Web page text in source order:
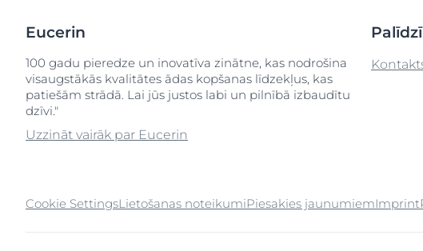
Eucerin
100 gadu pieredze un inovatīva zinātne, kas nodrošina
visaugstākās kvalitātes ādas kopšanas līdzekļus, kas
patiešām strādā. Lai jūs justos labi un pilnībā izbaudītu
dzīvi."
Uzzināt vairāk par Eucerin
Cookie SettingsLietošanas noteikumiPiesakies jaunumiemImprint